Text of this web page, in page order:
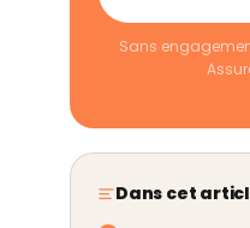
Sans
Dans cet